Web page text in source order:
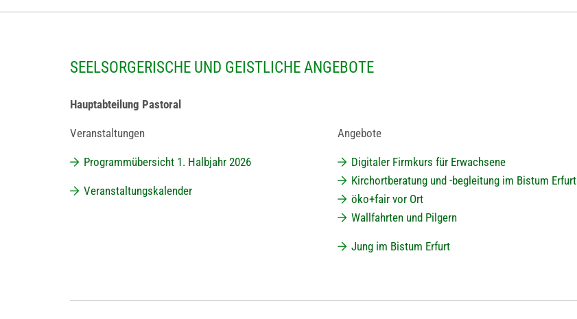
SEELSORGERISCHE UND GEISTLICHE ANGEBOTE
Hauptabteilung Pastoral
Veranstaltungen
Programmübersicht 1. Halbjahr 2026
Veranstaltungskalender
Angebote
Digitaler Firmkurs für Erwachsene
Kirchortberatung und -begleitung im Bistum Erfurt
öko+fair vor Ort
Wallfahrten und Pilgern
Jung im Bistum Erfurt